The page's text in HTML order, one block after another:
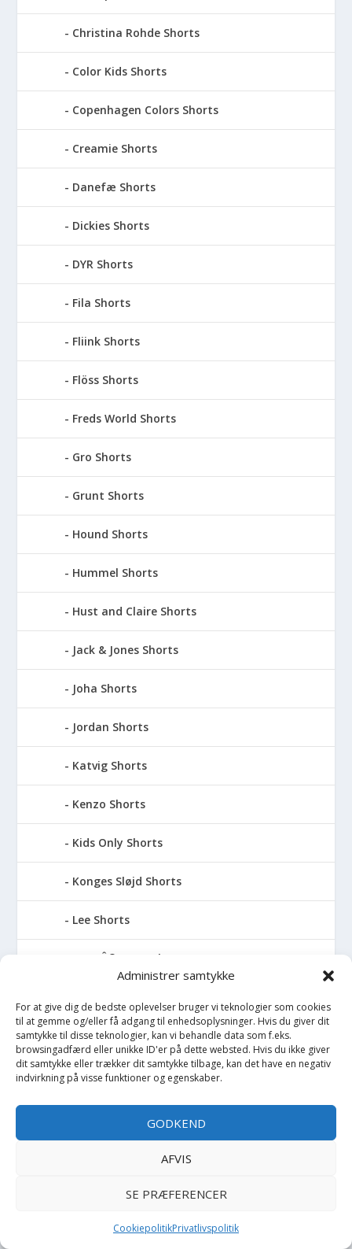
Administrer samtykke
For at give dig de bedste oplevelser bruger vi teknologier som cookies
til at gemme og/eller få adgang til enhedsoplysninger. Hvis du giver dit
samtykke til disse teknologier, kan vi behandle data som f.eks.
browsingadfærd eller unikke ID'er på dette websted. Hvis du ikke giver
dit samtykke eller trækker dit samtykke tilbage, kan det have en negativ
indvirkning på visse funktioner og egenskaber.
GODKEND
AFVIS
SE PRÆFERENCER
CookiepolitikPrivatlivspolitik
Christina Rohde Shorts
Color Kids Shorts
Copenhagen Colors Shorts
Creamie Shorts
Danefæ Shorts
Dickies Shorts
DYR Shorts
Fila Shorts
Fliink Shorts
Flöss Shorts
Freds World Shorts
Gro Shorts
Grunt Shorts
Hound Shorts
Hummel Shorts
Hust and Claire Shorts
Jack & Jones Shorts
Joha Shorts
Jordan Shorts
Katvig Shorts
Kenzo Shorts
Kids Only Shorts
Konges Sløjd Shorts
Lee Shorts
LEGOÂ® Wear Shorts
Lil Atelier Shorts
Little Marc Jacobs Shorts
Mads Nørgaard Shorts
MarMar Shorts